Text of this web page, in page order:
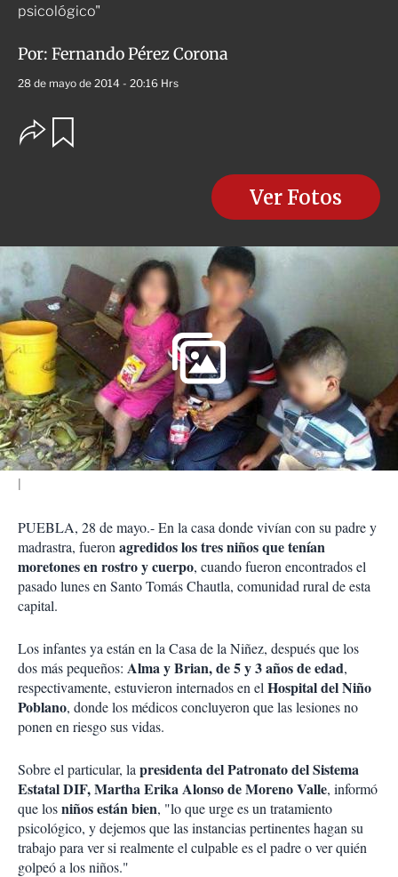
psicológico"
Por: Fernando Pérez Corona
28 de mayo de 2014 - 20:16 Hrs
O
p
s
c
o
m
p
a
r
t
i
r
Ver Fotos
PUEBLA, 28 de mayo.- En la casa donde vivían con su padre y
madrastra, fueron agredidos los tres niños que tenían
moretones en rostro y cuerpo, cuando fueron encontrados el
pasado lunes en Santo Tomás Chautla, comunidad rural de esta
capital.
Los infantes ya están en la Casa de la Niñez, después que los
dos más pequeños: Alma y Brian, de 5 y 3 años de edad,
respectivamente, estuvieron internados en el Hospital del Niño
Poblano, donde los médicos concluyeron que las lesiones no
ponen en riesgo sus vidas.
Sobre el particular, la presidenta del Patronato del Sistema
Estatal DIF, Martha Erika Alonso de Moreno Valle, informó
que losniños están bien, "lo que urge es un tratamiento
psicológico, y dejemos que las instancias pertinentes hagan su
trabajo para ver si realmente el culpable es el padre o ver quién
golpeó a los niños."